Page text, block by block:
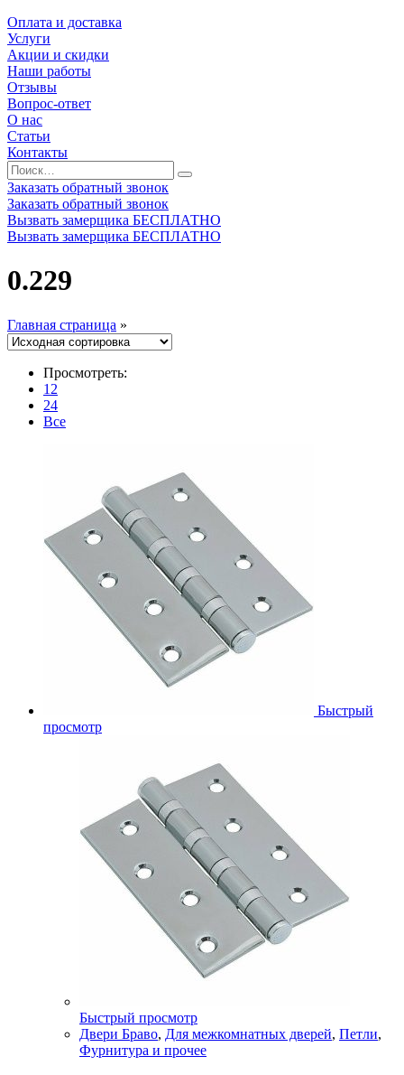
Оплата и доставка
Услуги
Акции и скидки
Наши работы
Отзывы
Вопрос-ответ
О нас
Статьи
Контакты
Заказать обратный звонок
Заказать обратный звонок
Вызвать замерщика БЕСПЛАТНО
Вызвать замерщика БЕСПЛАТНО
0.229
Главная страница »
Просмотреть:
12
24
Все
Быстрый
просмотр
Быстрый просмотр
Двери Браво, Для межкомнатных дверей, Петли,
Фурнитура и прочее